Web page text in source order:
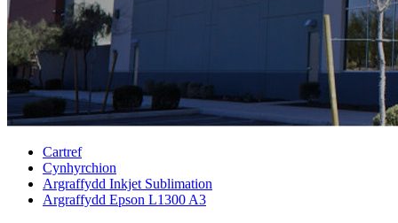
Cartref
Cynhyrchion
Argraffydd Inkjet Sublimation
Argraffydd Epson L1300 A3